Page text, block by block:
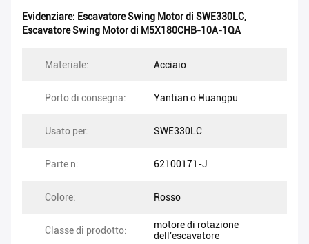
Evidenziare: Escavatore Swing Motor di SWE330LC,
Escavatore Swing Motor di M5X180CHB-10A-1QA
Materiale: Acciaio
Porto di consegna: Yantian o Huangpu
Usato per: SWE330LC
Parte n: 62100171-J
Colore: Rosso
Classe di prodotto:
motore di rotazione
dell'escavatore